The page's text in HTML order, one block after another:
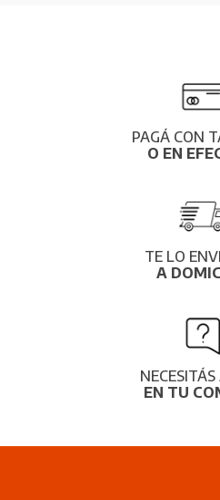
PAGÁ CON
O EN
TE LO
A
EN TU